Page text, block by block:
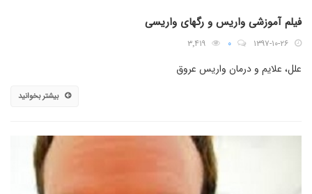
فیلم آموزشی واریس و رگهای واریسی
۱۳۹۷-۱۰-۲۶ ۰ ۳٬۴۱۹
علل، علایم و درمان واریس عروق
بیشتر بخوانید